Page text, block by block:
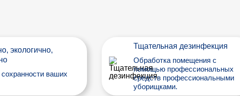
экологично,
сохранности ваших
Тщательная дезинфекция
Обработка помещения с
помощью профессиональных
средств профессиональными
уборищками.